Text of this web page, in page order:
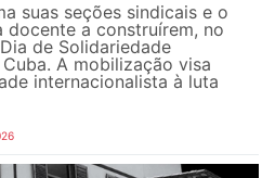
suas seções sindicais e o
a construírem, no
de Solidariedade
A mobilização visa
internacionalista à luta